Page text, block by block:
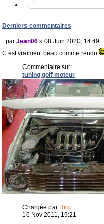
Derniers commentaires
par Jean06 » 08 Juin 2020, 14:49
C est vraiment beau comme rendu
Commentaire sur:
tuning golf moteur
Chargée par Rico
16 Nov 2011, 19:21